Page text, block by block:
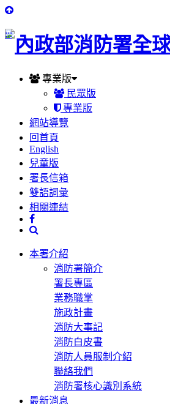
:::
專業版
民眾版
專業版
網站導覽
回首頁
English
兒童版
署長信箱
雙語詞彙
相關連結
本署介紹
消防署簡介
署長專區
業務職掌
施政計畫
消防大事記
消防白皮書
消防人員服制介紹
聯絡我們
消防署核心識別系統
最新消息